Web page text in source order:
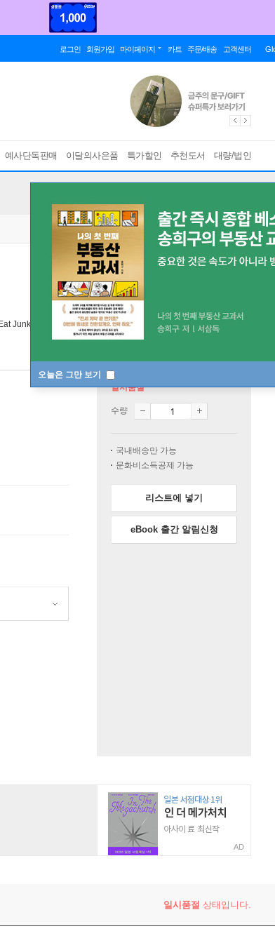
로그인 회원가입 마이페이지 카트 주문/배송 고객센터
예사단독판매 이달의사은품 특가할인 추천도서 대량/법인
오늘은 그만 보기
Junk: How Capitalism Creates Hunger and Obesity (2009)
일시품절
수량
국내배송만 가능
문화비소득공제 가능
리스트에 넣기
eBook 출간 알림신청
AD
일시품절 상태입니다.